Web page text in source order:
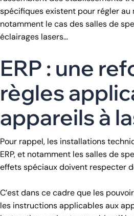
spécifiques existent pour régler au
notamment le cas des salles de
éclairages lasers…
ERP : une
règles
appareils à
Pour rappel, les installations
ERP, et notamment les salles de
effets spéciaux doivent respecter
C’est dans ce cadre que les
les instructions applicables aux